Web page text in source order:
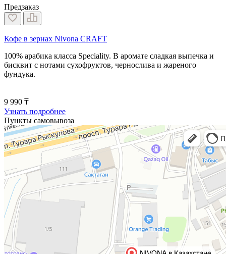
Предзаказ
Кофе в зернах Nivona CRAFT
100% арабика класса Speciality. В аромате сладкая выпечка и
бисквит с нотами сухофруктов, чернослива и жареного
фундука.
9 990 ₸
Узнать подробнее
Пункты самовывоза